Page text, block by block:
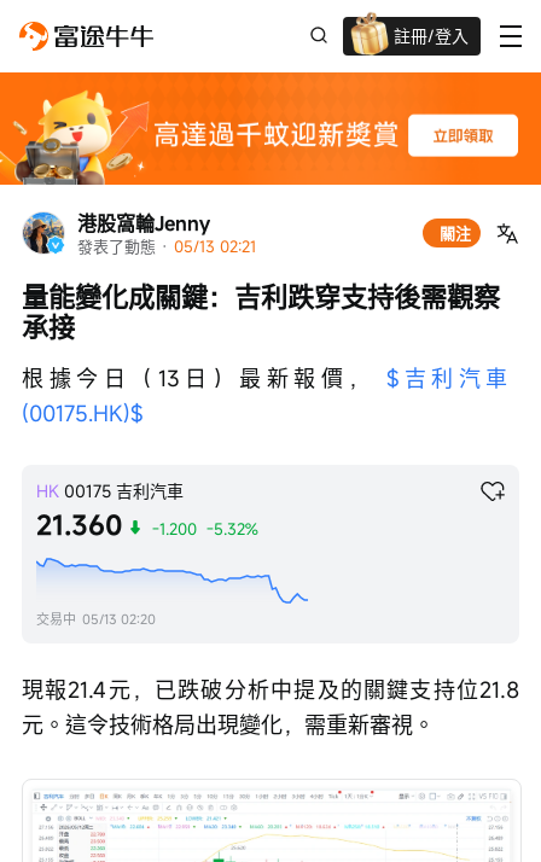
註冊/登入
迎新驚喜賞 股票/BTC等任你揀!
港股窩輪Jenny
發表了動態 · 05/13 02:21
關注
量能變化成關鍵：吉利跌穿支持後需觀察
承接
根據今日（13日）最新報價， $吉利汽車
(00175.HK)$
HK 00175 吉利汽車
21.360 -1.200 -5.32%
交易中 05/13 02:20
現報21.4元，已跌破分析中提及的關鍵支持位21.8
元。這令技術格局出現變化，需重新審視。